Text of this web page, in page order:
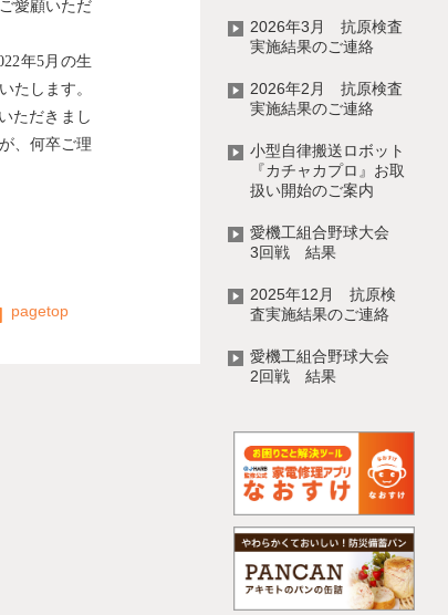
愛顧いただ
年5月の生
たします。
ただきまし
、何卒ご理
pagetop
2026年3月 抗原検査
実施結果のご連絡
2026年2月 抗原検査
実施結果のご連絡
小型自律搬送ロボット
『カチャカプロ』お取
扱い開始のご案内
愛機工組合野球大会
3回戦 結果
2025年12月 抗原検
査実施結果のご連絡
愛機工組合野球大会
2回戦 結果